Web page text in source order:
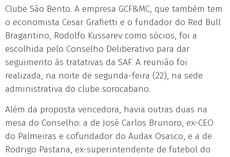
Clube São Bento. A empresa GCF&MC, que também tem
o economista Cesar Grafietti e o fundador do Red Bull
Bragantino, Rodolfo Kussarev como sócios, foi a
escolhida pelo Conselho Deliberativo para dar
seguimento às tratativas da SAF. A reunião foi
realizada, na noite de segunda-feira (22), na sede
administrativa do clube sorocabano.
Além da proposta vencedora, havia outras duas na
mesa do Conselho: a de José Carlos Brunoro, ex-CEO
do Palmeiras e cofundador do Audax Osasco, e a de
Rodrigo Pastana, ex-superintendente de futebol do